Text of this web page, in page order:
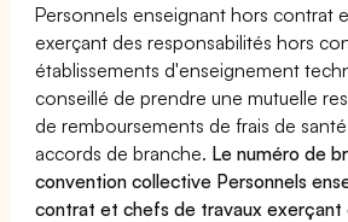
Personnels enseignant hors contrat
exerçant des responsabilités hors
établissements d'enseignement
conseillé de prendre une mutuelle
de remboursements de frais de
accords de branche. Le numéro de
convention collective Personnels
contrat et chefs de travaux exerçant